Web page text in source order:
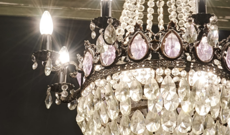
APARTMENTS
ANGEBOTE
KULISSE
RUND UM GORKI